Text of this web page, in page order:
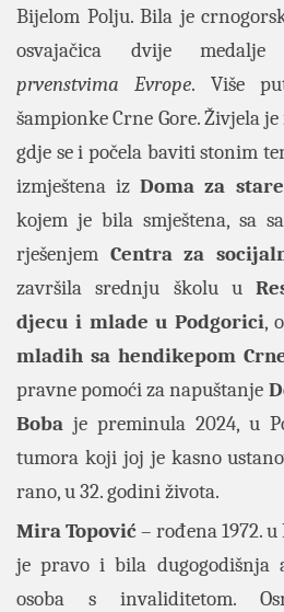
Bijelom Polju. Bila je
osvajačica dvije
prvenstvima Evrope. Više
šampionke Crne Gore. Živjela
gdje se i počela baviti stonim
izmještena izDoma za
kojem je bila smještena, sa
rješenjem Centra za
završila srednju školu u
djecu i mlade u Podgorici,
mladih sa hendikepom
pravne pomoći za napuštanje
Boba je preminula 2024, u
tumora koji joj je kasno
rano, u 32. godini života.
Mira Topović– rođena 1972.
je pravo i bila dugogodišnja
osoba s invaliditetom.